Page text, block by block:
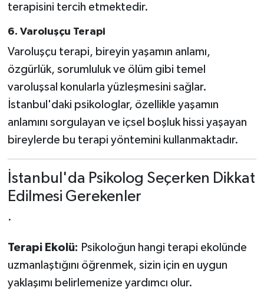
terapisini tercih etmektedir.
6. Varoluşçu Terapi
Varoluşçu terapi, bireyin yaşamın anlamı,
özgürlük, sorumluluk ve ölüm gibi temel
varoluşsal konularla yüzleşmesini sağlar.
İstanbul'daki psikologlar, özellikle yaşamın
anlamını sorgulayan ve içsel boşluk hissi yaşayan
bireylerde bu terapi yöntemini kullanmaktadır.
İstanbul'da Psikolog Seçerken Dikkat
Edilmesi Gerekenler
·
Terapi Ekolü: Psikoloğun hangi terapi ekolünde
uzmanlaştığını öğrenmek, sizin için en uygun
yaklaşımı belirlemenize yardımcı olur.